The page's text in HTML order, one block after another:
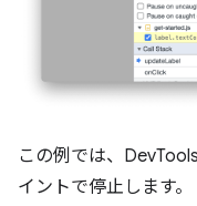
この例では、
イントで停止します。